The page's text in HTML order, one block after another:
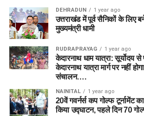
DEHRADUN 1 year ago
उत्तराखंड में पूर्व सैनिकों के लिए
मुख्यमंत्री धामी
RUDRAPRAYAG 1 year ago
केदारनाथ धाम यात्रा: सूर्योदय
केदारनाथ यात्रा मार्ग पर नहीं
संचालन….
NAINITAL 1 year ago
20वें गवर्नर्स कप गोल्फ टूर्नामेंट
किया उद्घाटन, पहले दिन 70